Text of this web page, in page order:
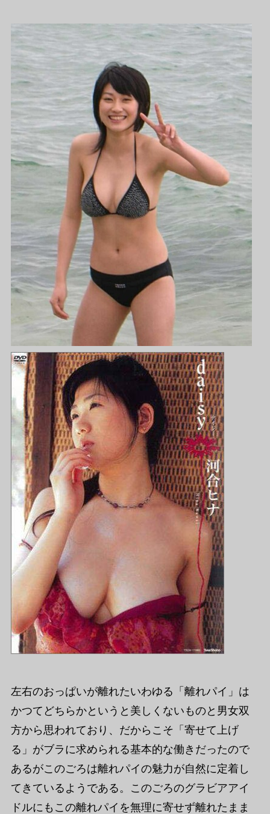
左右のおっぱいが離れたいわゆる「離れパイ」は
かつてどちらかというと美しくないものと男女双
方から思われており、だからこそ「寄せて上げ
る」がブラに求められる基本的な働きだったので
あるがこのごろは離れパイの魅力が自然に定着し
てきているようである。このごろのグラビアアイ
ドルにもこの離れパイを無理に寄せず離れたまま